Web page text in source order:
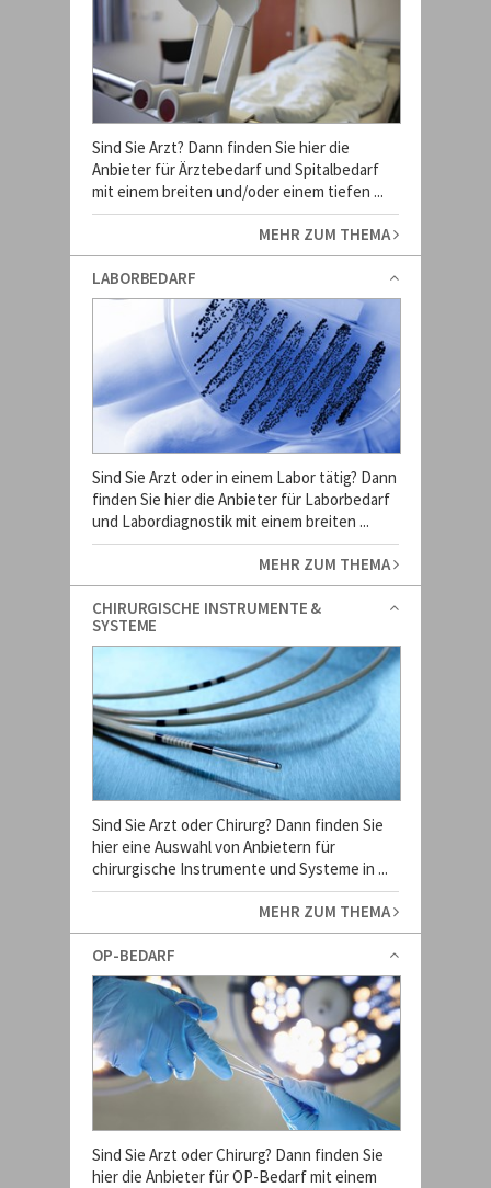
Sind Sie Arzt? Dann finden Sie hier die
Anbieter für Ärztebedarf und Spitalbedarf
mit einem breiten und/oder einem tiefen ...
MEHR ZUM THEMA
LABORBEDARF
Sind Sie Arzt oder in einem Labor tätig? Dann
finden Sie hier die Anbieter für Laborbedarf
und Labordiagnostik mit einem breiten ...
MEHR ZUM THEMA
CHIRURGISCHE INSTRUMENTE &
SYSTEME
Sind Sie Arzt oder Chirurg? Dann finden Sie
hier eine Auswahl von Anbietern für
chirurgische Instrumente und Systeme in ...
MEHR ZUM THEMA
OP-BEDARF
Sind Sie Arzt oder Chirurg? Dann finden Sie
hier die Anbieter für OP-Bedarf mit einem